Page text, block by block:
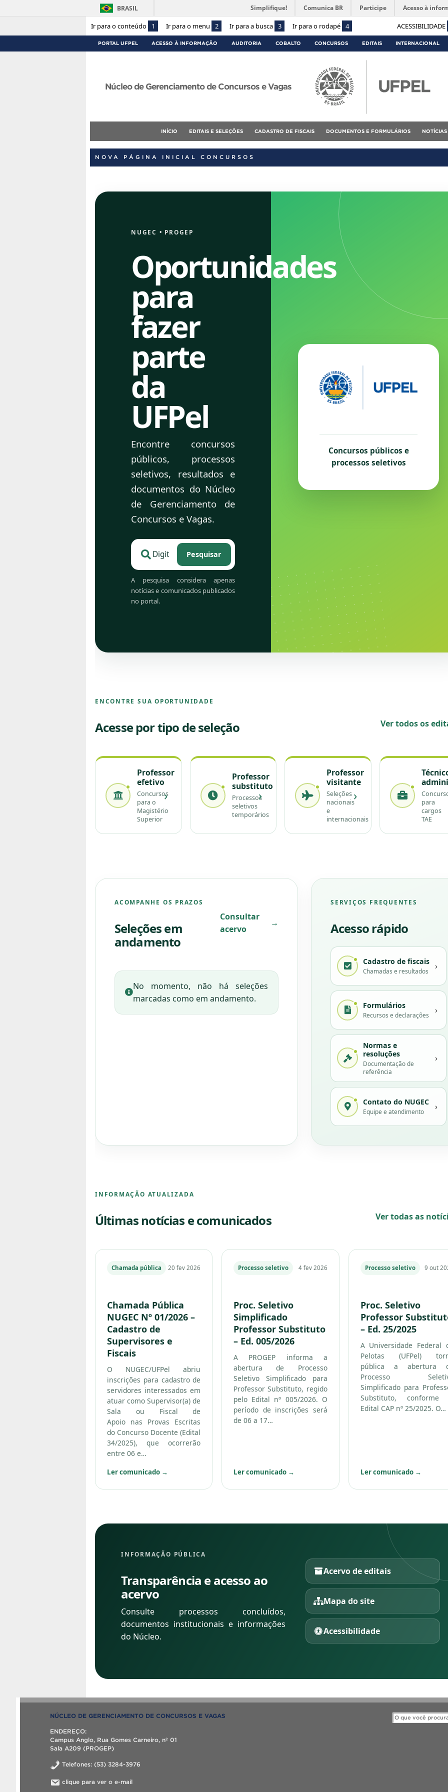
Ir para o conteúdo 1 Ir para o menu 2 Ir para a busca 3 Ir para o rodapé 4 ACESSIBILIDADE
BRASIL Simplifique! Comunica BR Participe Acesso à
PORTAL UFPEL ACESSO À INFORMAÇÃO AUDITORIA COBALTO CONCURSOS EDITAIS INTERNACIONAL
Núcleo de Gerenciamento de Concursos e Vagas
INÍCIO EDITAIS E SELEÇÕES CADASTRO DE FISCAIS DOCUMENTOS E FORMULÁRIOS NOTÍCIAS
NOVA PÁGINA INICIAL CONCURSOS
NUGEC • PROGEP
Oportunidades
para
fazer
parte
da
UFPel
Encontre concursos
públicos, processos
seletivos, resultados e
documentos do Núcleo
de Gerenciamento de
Concursos e Vagas.
Pesquisar no portal de concursos
Pesquisar
A pesquisa considera apenas
notícias e comunicados publicados
no portal.
Concursos públicos e
processos seletivos
ENCONTRE SUA OPORTUNIDADE
Acesse por tipo de seleção Ver todos os
Professor
efetivo
Concursos
para o
Magistério
Superior
›
Professor
substituto
Processos
seletivos
temporários
›
Professor
visitante
Seleções
nacionais
e
internacionais
›
para
cargos
TAE
ACOMPANHE OS PRAZOS
Seleções em
andamento
Consultar
acervo
→
No momento, não há seleções
marcadas como em andamento.
SERVIÇOS FREQUENTES
Acesso rápido
Cadastro de fiscais
Chamadas e resultados ›
Formulários
Recursos e declarações ›
Normas e
resoluções
Documentação de
referência
›
Contato do NUGEC
Equipe e atendimento ›
INFORMAÇÃO ATUALIZADA
Últimas notícias e comunicados Ver todas as
Chamada pública 20 fev 2026
Chamada Pública
NUGEC Nº 01/2026 –
Cadastro de
Supervisores e
Fiscais
O NUGEC/UFPel abriu
inscrições para cadastro de
servidores interessados em
atuar como Supervisor(a) de
Sala ou Fiscal de
Apoio nas Provas Escritas
do Concurso Docente (Edital
34/2025), que ocorrerão
entre 06 e…
Ler comunicado →
Processo seletivo 4 fev 2026
Proc. Seletivo
Simplificado
Professor Substituto
– Ed. 005/2026
A PROGEP informa a
abertura de Processo
Seletivo Simplificado para
Professor Substituto, regido
pelo Edital nº 005/2026. O
período de inscrições será
de 06 a 17…
Ler comunicado →
Processo seletivo 9 out
Proc. Seletivo
Professor
– Ed. 25/2025
A Universidade Federal
Pelotas (UFPel)
pública a abertura
Processo
Simplificado para
Substituto, conforme
Edital CAP nº 25/2025. O…
Ler comunicado →
INFORMAÇÃO PÚBLICA
Transparência e acesso ao
acervo
Consulte processos concluídos,
documentos institucionais e informações
do Núcleo.
Acervo de editais
Mapa do site
Acessibilidade
NÚCLEO DE GERENCIAMENTO DE CONCURSOS E VAGAS
ENDEREÇO:
Campus Anglo, Rua Gomes Carneiro, nº 01
Sala A209 (PROGEP)
Telefones: (53) 3284-3976
clique para ver o e-mail